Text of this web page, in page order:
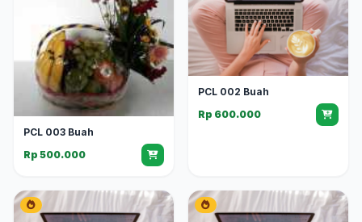
PCL 003 Buah
Rp 500.000
PCL 002 Buah
Rp 600.000